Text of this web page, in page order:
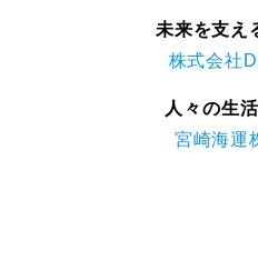
未来を支え
株式会社
人々の生
宮崎海運